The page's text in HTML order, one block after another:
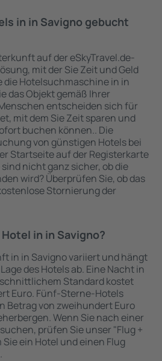
in in Savigno gebucht
auf der eSkyTravel.de-
mit der Sie Zeit und Geld
die Hotelsuchmaschine in in
das Objekt gemäß Ihrer
entscheiden sich für
mit dem Sie Zeit sparen und
buchen können.. Die
von günstigen Hotels bei
Startseite auf der Registerkarte
nicht ganz sicher, ob die
wird? Überprüfen Sie, ob das
Stornierung der
in in Savigno?
in in Savigno variiert und hängt
des Hotels ab. Eine Nacht in
Standard kostet
Euro. Fünf-Sterne-Hotels
Betrag von zweihundert Euro
Wenn Sie nach einer
prüfen Sie unser "Flug +
ein Hotel und einen Flug